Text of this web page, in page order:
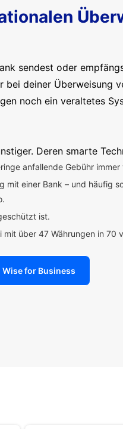
sendest oder
deiner Überweisung
noch ein veraltetes
Deren smarte
anfallende Gebühr
einer Bank – und häufig
ist.
über 47 Währungen in 70
Wise for Business